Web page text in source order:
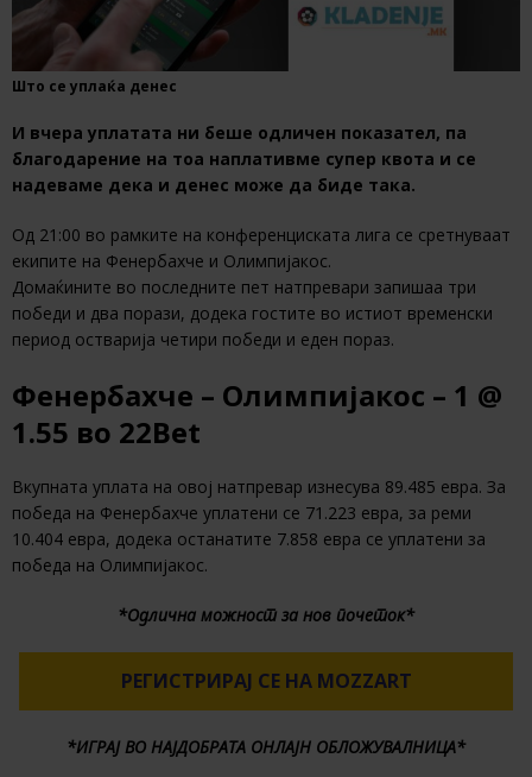
Што се уплаќа денес
И вчера уплатата ни беше одличен показател, па
благодарение на тоа наплативме супер квота и се
надеваме дека и денес може да биде така.
Од 21:00 во рамките на конференциската лига се сретнуваат
екипите на Фенербахче и Олимпијакос.
Домаќините во последните пет натпревари запишаа три
победи и два порази, додека гостите во истиот временски
период остварија четири победи и еден пораз.
Фенербахче – Олимпијакос – 1 @
1.55 во 22Bet
Вкупната уплата на овој натпревар изнесува 89.485 евра. За
победа на Фенербахче уплатени се 71.223 евра, за реми
10.404 евра, додека останатите 7.858 евра се уплатени за
победа на Олимпијакос.
*Одлична можност за нов почеток*
РЕГИСТРИРАЈ СЕ НА MOZZART
*ИГРАЈ ВО НАЈДОБРАТА ОНЛАЈН ОБЛОЖУВАЛНИЦА*